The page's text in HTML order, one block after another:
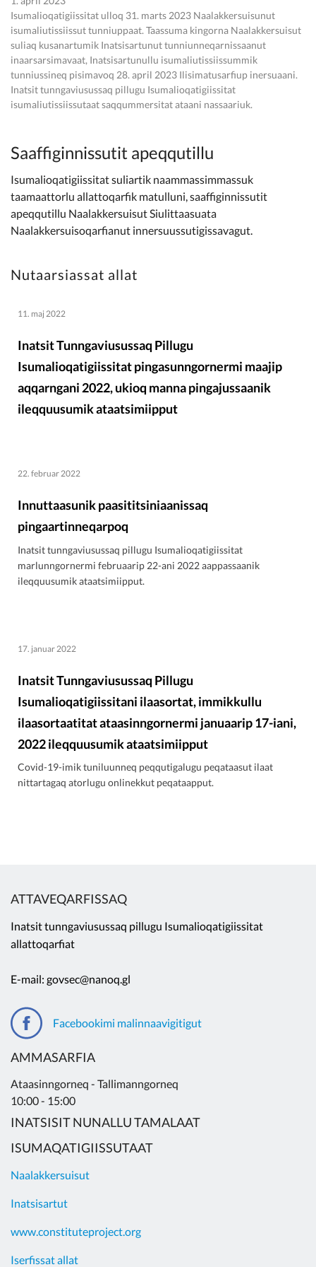
Facebookimi malinnaavigitigut
Isumalioqatigiissitat ulloq 31. marts 2023 Naalakkersuisunut
isumaliutissiissut tunniuppaat. Taassuma kingorna Naalakkersuisut
suliaq kusanartumik Inatsisartunut tunniunneqarnissaanut
inaarsarsimavaat, Inatsisartunullu isumaliutissiissummik
tunniussineq pisimavoq 28. april 2023 Ilisimatusarfiup inersuaani.
Inatsit tunngaviusussaq pillugu Isumalioqatigiissitat
isumaliutissiissutaat saqqummersitat ataani nassaariuk.
Saaffiginnissutit apeqqutillu
Isumalioqatigiissitat suliartik naammassimmassuk
taamaattorlu allattoqarfik matulluni, saaffiginnissutit
apeqqutillu Naalakkersuisut Siulittaasuata
Naalakkersuisoqarfianut innersuussutigissavagut.
Nutaarsiassat allat
11. maj 2022
Inatsit Tunngaviusussaq Pillugu
Isumalioqatigiissitat pingasunngornermi maajip
aqqarngani 2022, ukioq manna pingajussaanik
ileqquusumik ataatsimiipput
22. februar 2022
Innuttaasunik paasititsiniaanissaq
pingaartinneqarpoq
Inatsit tunngaviusussaq pillugu Isumalioqatigiissitat
marlunngornermi februaarip 22-ani 2022 aappassaanik
ileqquusumik ataatsimiipput.
17. januar 2022
Inatsit Tunngaviusussaq Pillugu
Isumalioqatigiissitani ilaasortat, immikkullu
ilaasortaatitat ataasinngornermi januaarip 17-iani,
2022 ileqquusumik ataatsimiipput
Covid-19-imik tuniluunneq peqqutigalugu peqataasut ilaat
nittartagaq atorlugu onlinekkut peqataapput.
ATTAVEQARFISSAQ
Inatsit tunngaviusussaq pillugu Isumalioqatigiissitat
allattoqarfiat
E-mail: govsec@nanoq.gl
Facebookimi malinnaavigitigut
AMMASARFIA
Ataasinngorneq - Tallimanngorneq
10:00 - 15:00
INATSISIT NUNALLU TAMALAAT
ISUMAQATIGIISSUTAAT
Naalakkersuisut
Inatsisartut
www.constituteproject.org
Iserfissat allat